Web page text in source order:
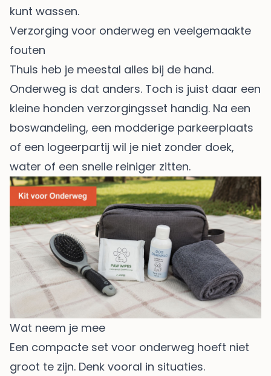
kunt wassen.
Verzorging voor onderweg en veelgemaakte
fouten
Thuis heb je meestal alles bij de hand.
Onderweg is dat anders. Toch is juist daar een
kleine honden verzorgingsset handig. Na een
boswandeling, een modderige parkeerplaats
of een logeerpartij wil je niet zonder doek,
water of een snelle reiniger zitten.
Wat neem je mee
Een compacte set voor onderweg hoeft niet
groot te zijn. Denk vooral in situaties.